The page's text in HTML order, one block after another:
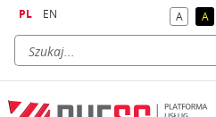
PL EN A A